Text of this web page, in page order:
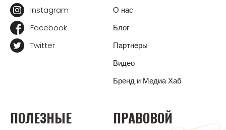
Instagram
Facebook
Twitter
О нас
Блог
Партнеры
Видео
Бренд и Медиа Хаб
ПОЛЕЗНЫЕ
ПРАВОВОЙ